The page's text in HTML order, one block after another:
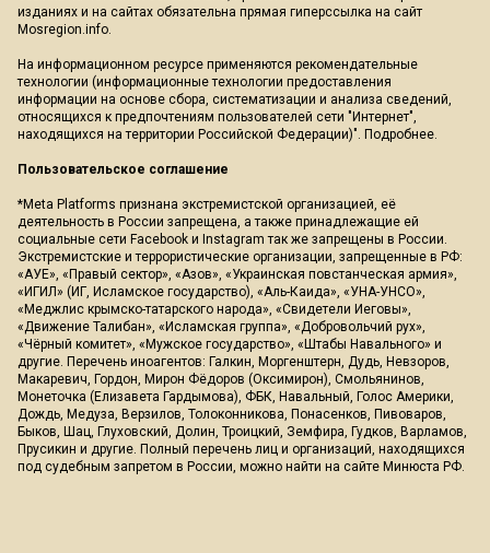
изданиях и на сайтах обязательна прямая гиперссылка на сайт
Mosregion.info.
На информационном ресурсе применяются рекомендательные
технологии (информационные технологии предоставления
информации на основе сбора, систематизации и анализа сведений,
относящихся к предпочтениям пользователей сети "Интернет",
находящихся на территории Российской Федерации)". Подробнее.
Пользовательское соглашение
*Meta Platforms признана экстремистской организацией, её
деятельность в России запрещена, а также принадлежащие ей
социальные сети Facebook и Instagram так же запрещены в России.
Экстремистские и террористические организации, запрещенные в РФ:
«АУЕ», «Правый сектор», «Азов», «Украинская повстанческая армия»,
«ИГИЛ» (ИГ, Исламское государство), «Аль-Каида», «УНА-УНСО»,
«Меджлис крымско-татарского народа», «Свидетели Иеговы»,
«Движение Талибан», «Исламская группа», «Добровольчий рух»,
«Чёрный комитет», «Мужское государство», «Штабы Навального» и
другие. Перечень иноагентов: Галкин, Моргенштерн, Дудь, Невзоров,
Макаревич, Гордон, Мирон Фёдоров (Оксимирон), Смольянинов,
Монеточка (Елизавета Гардымова), ФБК, Навальный, Голос Америки,
Дождь, Медуза, Верзилов, Толоконникова, Понасенков, Пивоваров,
Быков, Шац, Глуховский, Долин, Троицкий, Земфира, Гудков, Варламов,
Прусикин и другие. Полный перечень лиц и организаций, находящихся
под судебным запретом в России, можно найти на сайте Минюста РФ.